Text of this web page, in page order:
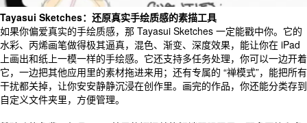
Tayasui Sketches：还原真实手绘质感的素描工具
如果你偏爱真实的手绘质感，那 Tayasui Sketches 一定能戳中你。它的
水彩、丙烯画笔做得极其逼真，混色、渐变、深度效果，能让你在 iPad
上画出和纸上一模一样的手绘感。它还支持多任务处理，你可以一边开着
它，一边把其他应用里的素材拖进来用；还有专属的 “禅模式”，能把所有
干扰都关掉，让你安安静静沉浸在创作里。画完的作品，你还能分类存到
自定义文件夹里，方便管理。